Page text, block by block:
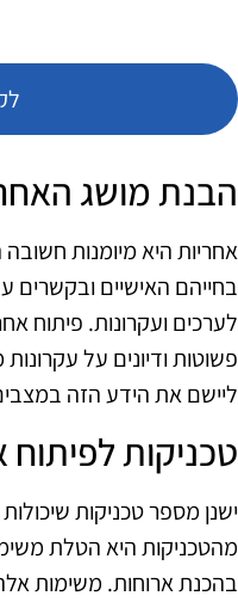
הבנת מושג
אחריות היא מיומנות
בחייהם האישיים
לערכים ועקרונות. פיתוח
פשוטות ודיונים על
ליישם את הידע הזה
טכניקות
ישנן מספר טכניקות
מהטכניקות היא הטלת
בהכנת ארוחות. משימות